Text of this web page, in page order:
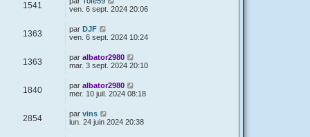
1541
ven. 6 sept. 2024 20:06
1363 par DJF
ven. 6 sept. 2024 10:24
1363 par albator2980
mar. 3 sept. 2024 20:10
1840 par albator2980
mer. 10 juil. 2024 08:18
2854 par vins
lun. 24 juin 2024 20:38